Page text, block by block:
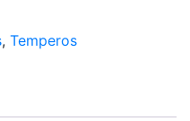
, Temperos